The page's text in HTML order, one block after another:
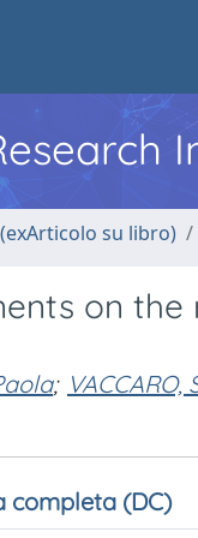
su libro)
on
;
completa (DC)